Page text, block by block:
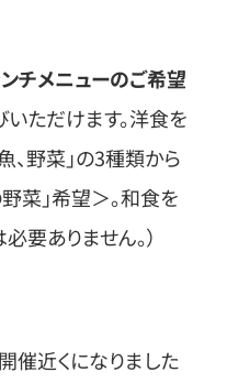
チメニューのご希望
ただけます。洋食を
、野菜」の3種類から
菜」希望＞。和食を
要ありません。）
開催近くになりました